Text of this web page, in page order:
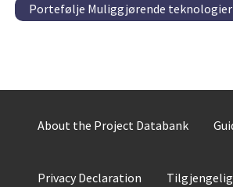
Portefølje Muliggjørende teknologier
About the Project Databank
Privacy Declaration